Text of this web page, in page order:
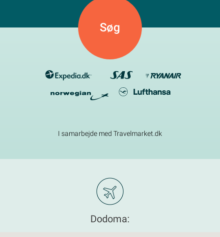
5
I samarbejde med Travelmarket.dk
Dodoma: